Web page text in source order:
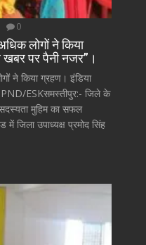
0
लोगों ने किया
खबर पर पैनी नजर”।
ने किया ग्रहण। इंडिया
ESKसमस्तीपुर:- जिले के
मुहिम का सफल
उपाध्यक्ष प्रमोद सिंह